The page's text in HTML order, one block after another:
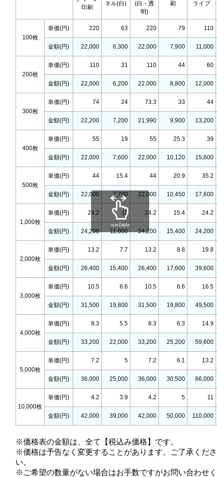
印刷
ネル(白)
(白・透
明)
刷 ライプ
100枚
単価(円) 220 63 220 79 110
金額(円) 22,000 6,300 22,000 7,900 11,000
200枚
単価(円) 110 31 110 44 60
金額(円) 22,000 6,200 22,000 8,800 12,000
300枚
単価(円) 74 24 73.3 33 44
金額(円) 22,200 7,200 21,990 9,900 13,200
400枚
単価(円) 55 19 55 25.3 39
金額(円) 22,000 7,600 22,000 10,120 15,600
500枚
単価(円) 44 15.4 44 20.9 35.2
金額(円) 22,000 7,700 22,000 10,450 17,600
1,000枚
単価(円) 24.2 11 24.2 15.4 24.2
金額(円) 24,200 11,000 24,200 15,400 24,200
2,000枚
単価(円) 13.2 7.7 13.2 8.8 19.8
金額(円) 26,400 15,400 26,400 17,600 39,600
3,000枚
単価(円) 10.5 6.6 10.5 6.6 16.5
金額(円) 31,500 19,800 31,500 19,800 49,500
4,000枚
単価(円) 8.3 5.5 8.3 6.3 14.9
金額(円) 33,200 22,000 33,200 25,200 59,600
5,000枚
単価(円) 7.2 5 7.2 6.1 13.2
金額(円) 36,000 25,000 36,000 30,500 66,000
10,000枚
単価(円) 4.2 3.9 4.2 5 11
金額(円) 42,000 39,000 42,000 50,000 110,000
scrollable
※価格表の金額は、全て【税込み価格】です。
※価格は予告なく変更することがあります。ご了承くださ
い。
※ご希望の数量がない場合はお手数ですがお問い合わせ